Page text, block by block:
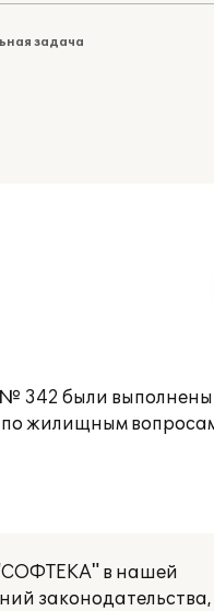
задача
№ 342 были выполнены
по жилищным
"СОФТЕКА" в нашей
законодательства,